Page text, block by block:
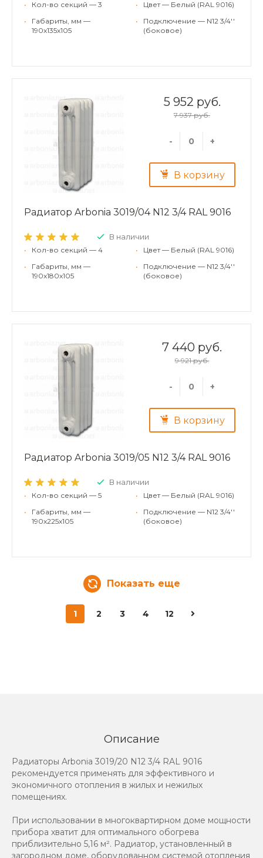
•
Кол-во секций — 3
•
Габариты, мм —
190x135x105
•
Цвет — Белый (RAL 9016)
•
Подключение — N12 3/4''
(боковое)
5 952 руб.
7 937 руб.
- +
В корзину
Радиатор Arbonia 3019/04 N12 3/4 RAL 9016
В наличии
•
Кол-во секций — 4
•
Габариты, мм —
190x180x105
•
Цвет — Белый (RAL 9016)
•
Подключение — N12 3/4''
(боковое)
7 440 руб.
9 921 руб.
- +
В корзину
Радиатор Arbonia 3019/05 N12 3/4 RAL 9016
В наличии
•
Кол-во секций — 5
•
Габариты, мм —
190x225x105
•
Цвет — Белый (RAL 9016)
•
Подключение — N12 3/4''
(боковое)
Показать еще
1 2 3 4 12
Описание
Радиаторы Arbonia 3019/20 N12 3/4 RAL 9016
рекомендуется применять для эффективного и
экономичного отопления в жилых и нежилых
помещениях.
При использовании в многоквартирном доме мощности
прибора хватит для оптимального обогрева
приблизительно 5,16 м². Радиатор, установленный в
загородном доме, оборудованном системой отопления